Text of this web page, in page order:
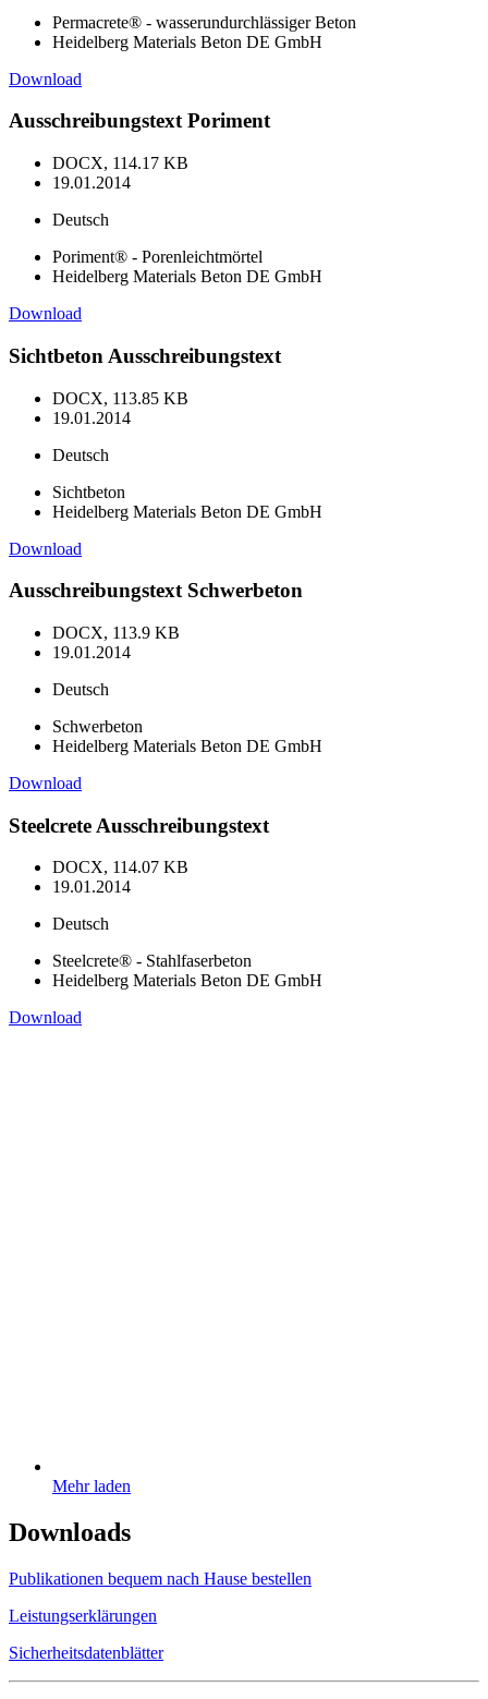
Permacrete® - wasserundurchlässiger Beton
Heidelberg Materials Beton DE GmbH
Download
Ausschreibungstext Poriment
DOCX, 114.17 KB
19.01.2014
Deutsch
Poriment® - Porenleichtmörtel
Heidelberg Materials Beton DE GmbH
Download
Sichtbeton Ausschreibungstext
DOCX, 113.85 KB
19.01.2014
Deutsch
Sichtbeton
Heidelberg Materials Beton DE GmbH
Download
Ausschreibungstext Schwerbeton
DOCX, 113.9 KB
19.01.2014
Deutsch
Schwerbeton
Heidelberg Materials Beton DE GmbH
Download
Steelcrete Ausschreibungstext
DOCX, 114.07 KB
19.01.2014
Deutsch
Steelcrete® - Stahlfaserbeton
Heidelberg Materials Beton DE GmbH
Download
Mehr laden
Downloads
Publikationen bequem nach Hause bestellen
Leistungserklärungen
Sicherheitsdatenblätter